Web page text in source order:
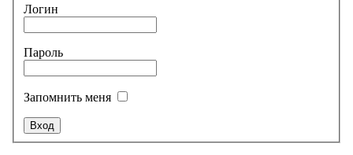
Логин
Пароль
Запомнить меня